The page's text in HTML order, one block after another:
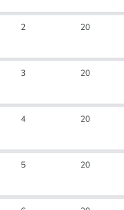
2 20
3 20
4 20
5 20